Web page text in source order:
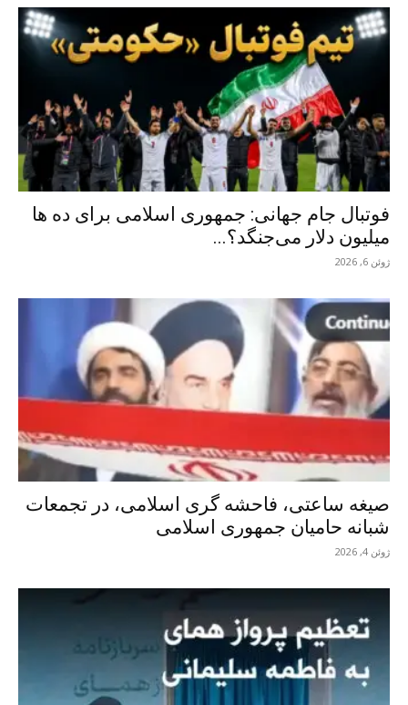
فوتبال جام جهانی: جمهوری اسلامی برای ده ها
میلیون دلار می‌جنگد؟...
ژوئن 6, 2026
صیغه ساعتی، فاحشه گری اسلامی، در تجمعات
شبانه حامیان جمهوری اسلامی
ژوئن 4, 2026